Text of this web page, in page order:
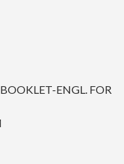
ENGL. FOR